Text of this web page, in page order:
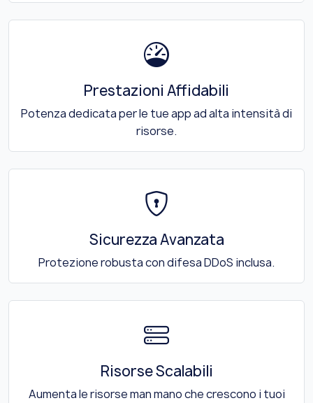
Prestazioni Affidabili
Potenza dedicata per le tue app ad alta intensità di
risorse.
Sicurezza Avanzata
Protezione robusta con difesa DDoS inclusa.
Risorse Scalabili
Aumenta le risorse man mano che crescono i tuoi